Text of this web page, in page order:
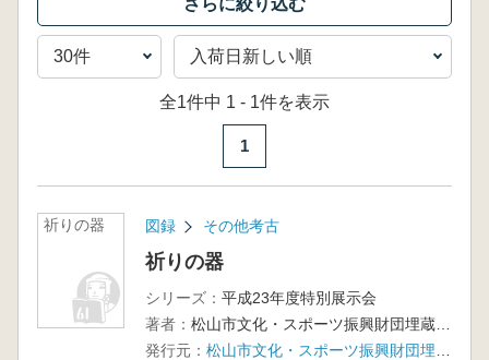
全1件中 1 - 1件を表示
1
祈りの器 図録 その他考古
祈りの器
シリーズ： 平成23年度特別展示会
著者：
松山市文化・スポーツ振興財団埋蔵文化財センター(松山市考古館) 編
発行元：